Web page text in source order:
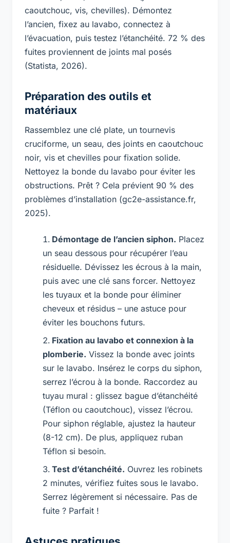
caoutchouc, vis, chevilles). Démontez
l’ancien, fixez au lavabo, connectez à
l’évacuation, puis testez l’étanchéité. 72 % des
fuites proviennent de joints mal posés
(Statista, 2026).
Préparation des outils et
matériaux
Rassemblez une clé plate, un tournevis
cruciforme, un seau, des joints en caoutchouc
noir, vis et chevilles pour fixation solide.
Nettoyez la bonde du lavabo pour éviter les
obstructions. Prêt ? Cela prévient 90 % des
problèmes d’installation (gc2e-assistance.fr,
2025).
Démontage de l’ancien siphon. Placez
un seau dessous pour récupérer l’eau
résiduelle. Dévissez les écrous à la main,
puis avec une clé sans forcer. Nettoyez
les tuyaux et la bonde pour éliminer
cheveux et résidus – une astuce pour
éviter les bouchons futurs.
Fixation au lavabo et connexion à la
plomberie. Vissez la bonde avec joints
sur le lavabo. Insérez le corps du siphon,
serrez l’écrou à la bonde. Raccordez au
tuyau mural : glissez bague d’étanchéité
(Téflon ou caoutchouc), vissez l’écrou.
Pour siphon réglable, ajustez la hauteur
(8-12 cm). De plus, appliquez ruban
Téflon si besoin.
Test d’étanchéité. Ouvrez les robinets
2 minutes, vérifiez fuites sous le lavabo.
Serrez légèrement si nécessaire. Pas de
fuite ? Parfait !